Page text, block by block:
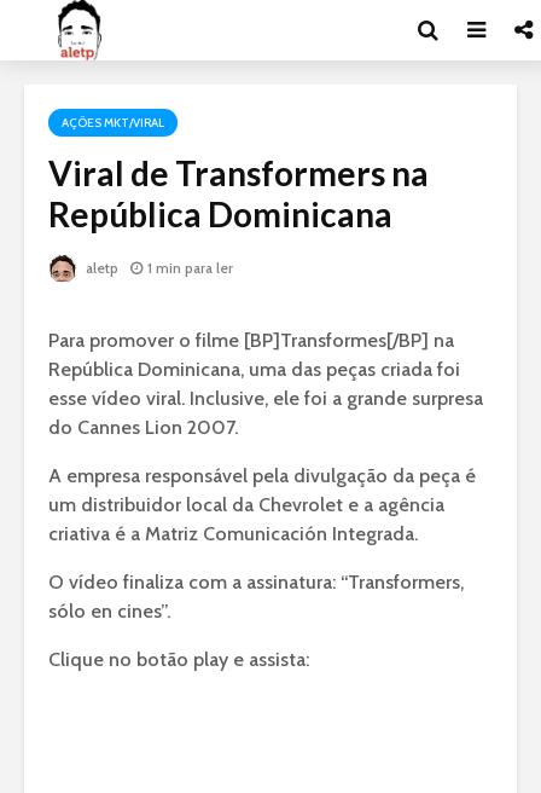
AÇÕES MKT/VIRAL
Viral de Transformers na
República Dominicana
aletp 1 min para ler
Para promover o filme [BP]Transformes[/BP] na
República Dominicana, uma das peças criada foi
esse vídeo viral. Inclusive, ele foi a grande surpresa
do Cannes Lion 2007.
A empresa responsável pela divulgação da peça é
um distribuidor local da Chevrolet e a agência
criativa é a Matriz Comunicación Integrada.
O vídeo finaliza com a assinatura: “Transformers,
sólo en cines”.
Clique no botão play e assista: